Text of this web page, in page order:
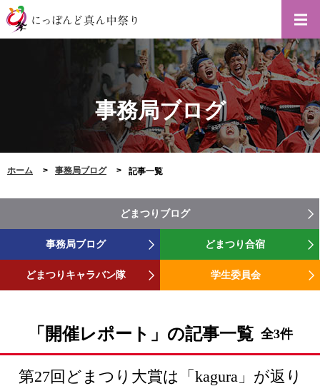
事務局ブログ
ホーム 事務局ブログ 記事一覧
どまつりブログ
事務局ブログ どまつり合宿
どまつりキャラバン隊 学生委員会
「開催レポート」の記事一覧 全3件
第27回どまつり大賞は「kagura」が返り